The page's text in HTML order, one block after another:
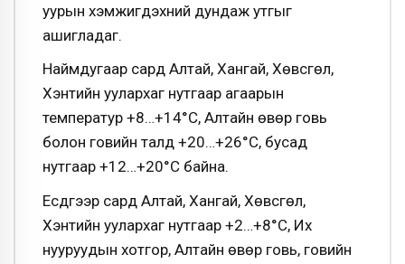
уурын хэмжигдэхүүний дундаж утгыг
ашигладаг.
Наймдугаар сард Алтай, Хангай, Хөвсгөл,
Хэнтийн уулархаг нутгаар агаарын
температур +8…+14°С, Алтайн өвөр говь
болон говийн талд +20…+26°С, бусад
нутгаар +12…+20°С байна.
Есдүгээр сард Алтай, Хангай, Хөвсгөл,
Хэнтийн уулархаг нутгаар +2…+8°С, Их
нууруудын хотгор, Алтайн өвөр говь, говийн